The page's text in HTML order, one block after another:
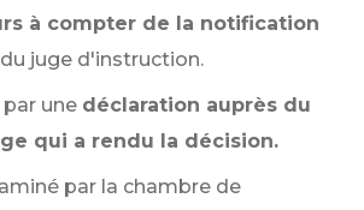
à compter de la notification
juge d'instruction.
une déclaration auprès du
qui a rendu la décision.
par la chambre de